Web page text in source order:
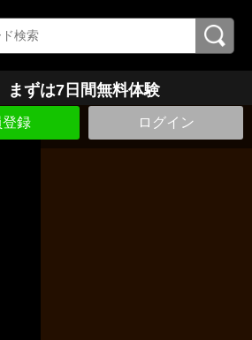
まずは7日間無料体験
録 ログイン